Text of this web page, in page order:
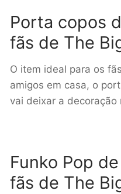
Porta copos
fãs de The
O item ideal para os
amigos em casa, o
vai deixar a decoração
Funko Pop
fãs de The